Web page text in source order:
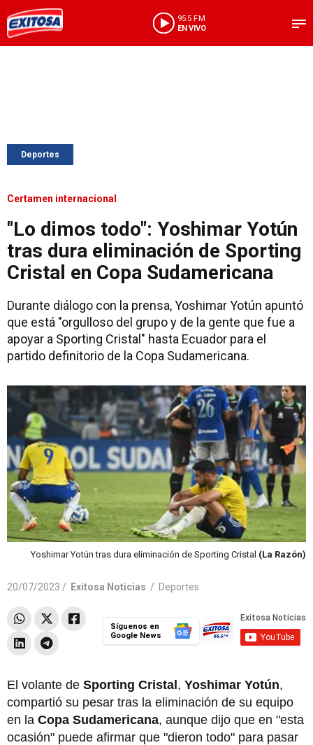
95.5 FM
EN VIVO
Deportes
Certamen internacional
"Lo dimos todo": Yoshimar Yotún
tras dura eliminación de Sporting
Cristal en Copa Sudamericana
Durante diálogo con la prensa, Yoshimar Yotún apuntó
que está "orgulloso del grupo y de la gente que fue a
apoyar a Sporting Cristal" hasta Ecuador para el
partido definitorio de la Copa Sudamericana.
Yoshimar Yotún tras dura eliminación de Sporting Cristal (La Razón)
20/07/2023 / Exitosa Noticias / Deportes
Síguenos en
Google News
El volante de Sporting Cristal, Yoshimar Yotún,
compartió su pesar tras la eliminación de su equipo
en la Copa Sudamericana, aunque dijo que en "esta
ocasión" puede afirmar que "dieron todo" para pasar